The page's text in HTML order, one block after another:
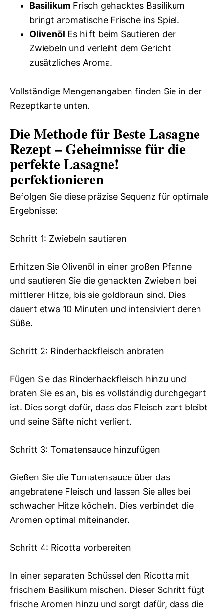
Basilikum Frisch gehacktes Basilikum
bringt aromatische Frische ins Spiel.
Olivenöl Es hilft beim Sautieren der
Zwiebeln und verleiht dem Gericht
zusätzliches Aroma.
Vollständige Mengenangaben finden Sie in der
Rezeptkarte unten.
Die Methode für Beste Lasagne
Rezept – Geheimnisse für die
perfekte Lasagne!
perfektionieren
Befolgen Sie diese präzise Sequenz für optimale
Ergebnisse:
Schritt 1: Zwiebeln sautieren
Erhitzen Sie Olivenöl in einer großen Pfanne
und sautieren Sie die gehackten Zwiebeln bei
mittlerer Hitze, bis sie goldbraun sind. Dies
dauert etwa 10 Minuten und intensiviert deren
Süße.
Schritt 2: Rinderhackfleisch anbraten
Fügen Sie das Rinderhackfleisch hinzu und
braten Sie es an, bis es vollständig durchgegart
ist. Dies sorgt dafür, dass das Fleisch zart bleibt
und seine Säfte nicht verliert.
Schritt 3: Tomatensauce hinzufügen
Gießen Sie die Tomatensauce über das
angebratene Fleisch und lassen Sie alles bei
schwacher Hitze köcheln. Dies verbindet die
Aromen optimal miteinander.
Schritt 4: Ricotta vorbereiten
In einer separaten Schüssel den Ricotta mit
frischem Basilikum mischen. Dieser Schritt fügt
frische Aromen hinzu und sorgt dafür, dass die